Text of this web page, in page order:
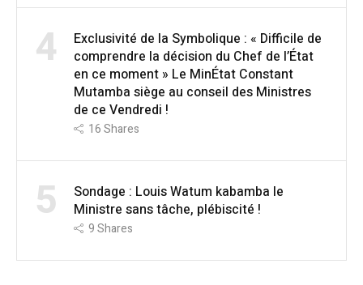
4
Exclusivité de la Symbolique : « Difficile de
comprendre la décision du Chef de l’État
en ce moment » Le MinÉtat Constant
Mutamba siège au conseil des Ministres
de ce Vendredi !
16Shares
5
Sondage : Louis Watum kabamba le
Ministre sans tâche, plébiscité !
9Shares